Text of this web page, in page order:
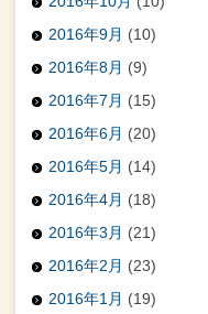
2016年9月 (10)
2016年8月 (9)
2016年7月 (15)
2016年6月 (20)
2016年5月 (14)
2016年4月 (18)
2016年3月 (21)
2016年2月 (23)
2016年1月 (19)